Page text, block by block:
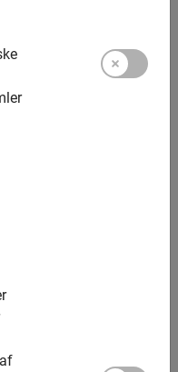
ved
tydelig ændring i
Flere og flere
i Sydeuropa. En
viser, at
byer i Italien, Spanien,